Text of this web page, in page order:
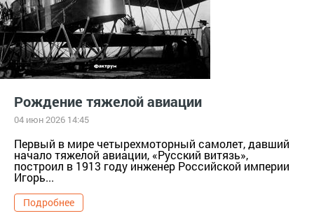
Рождение тяжелой авиации
04 июн 2026 14:45
Первый в мире четырехмоторный самолет, давший
начало тяжелой авиации, «Русский витязь»,
построил в 1913 году инженер Российской империи
Игорь...
Подробнее